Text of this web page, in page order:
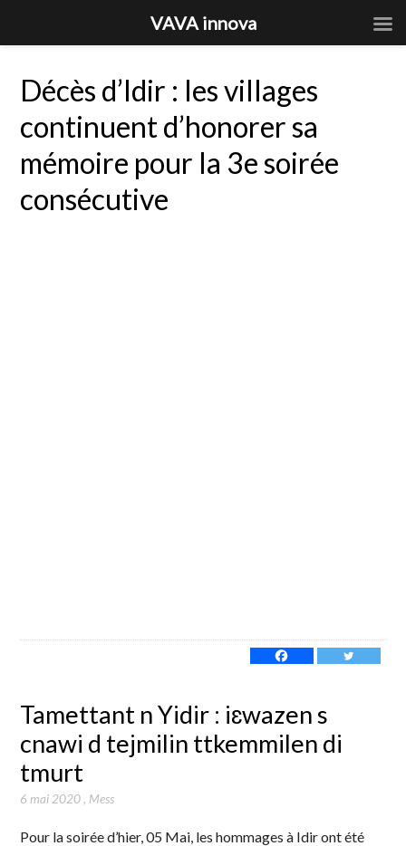
Décès d’Idir : les villages
continuent d’honorer sa
mémoire pour la 3e soirée
consécutive
Tamettant n Yidir : iɛwazen s
cnawi d tejmilin ttkemmilen di
tmurt
6 mai 2020, Mess
Pour la soirée d’hier, 05 Mai, les hommages à Idir ont été
VAVA innova